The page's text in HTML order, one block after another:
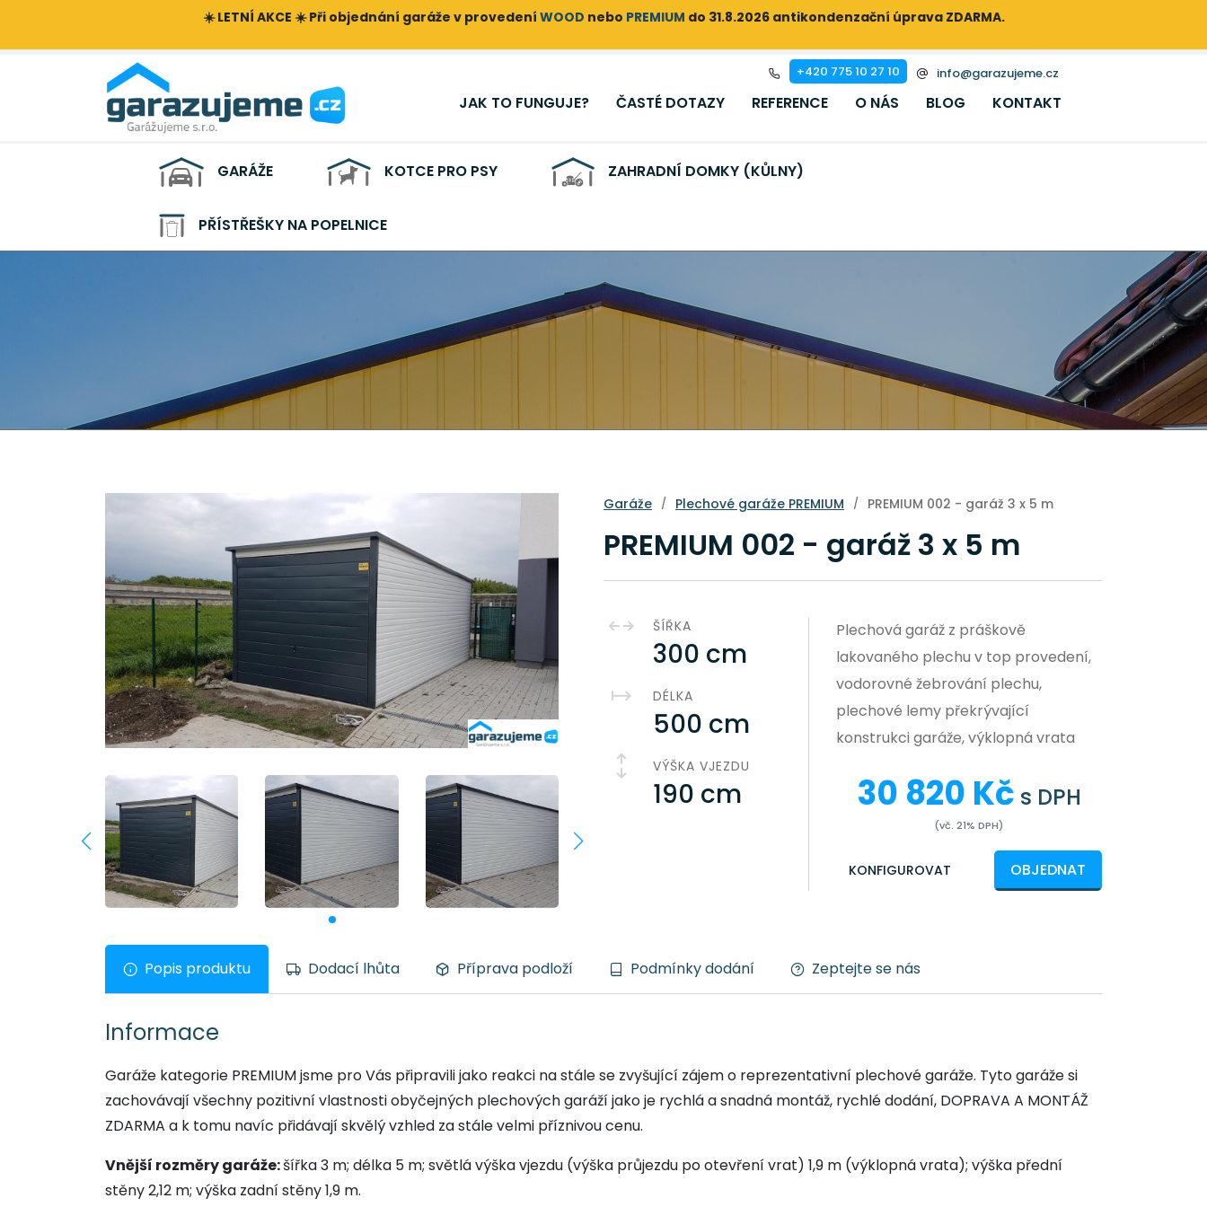
☀️ LETNÍ AKCE ☀️ Při objednání garáže v provedení WOOD nebo PREMIUM do 31.8.2026 antikondenzační úprava ZDARMA.
JAK TO FUNGUJE? ČASTÉ DOTAZY REFERENCE O NÁS BLOG KONTAKT
+420 775 10 27 10 info@garazujeme.cz
GARÁŽE KOTCE PRO PSY ZAHRADNÍ DOMKY (KŮLNY)
PŘÍSTŘEŠKY NA POPELNICE
Garáže / Plechové garáže PREMIUM / PREMIUM 002 - garáž 3 x 5 m
PREMIUM 002 - garáž 3 x 5 m
ŠÍŘKA
300 cm
DÉLKA
500 cm
VÝŠKA VJEZDU
190 cm
Plechová garáž z práškově
lakovaného plechu v top provedení,
vodorovné žebrování plechu,
plechové lemy překrývající
konstrukci garáže, výklopná vrata
30 820 Kč s DPH
(vč. 21% DPH)
KONFIGUROVAT OBJEDNAT
Popis produktu Dodací lhůta Příprava podloží Podmínky dodání Zeptejte se nás
Informace
Garáže kategorie PREMIUM jsme pro Vás připravili jako reakci na stále se zvyšující zájem o reprezentativní plechové garáže. Tyto garáže si
zachovávají všechny pozitivní vlastnosti obyčejných plechových garáží jako je rychlá a snadná montáž, rychlé dodání, DOPRAVA A MONTÁŽ
ZDARMA a k tomu navíc přidávají skvělý vzhled za stále velmi příznivou cenu.
Vnější rozměry garáže:šířka 3 m; délka 5 m; světlá výška vjezdu (výška průjezdu po otevření vrat) 1,9 m (výklopná vrata); výška přední
stěny 2,12 m; výška zadní stěny 1,9 m.